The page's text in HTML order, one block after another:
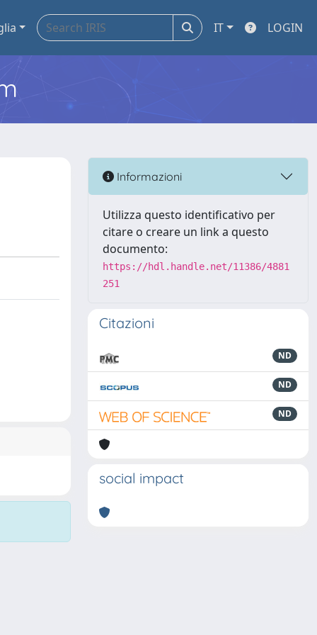
IT LOGIN
Informazioni
Utilizza questo identificativo per
citare o creare un link a questo
documento:
https://hdl.handle.net/11386/4881
251
Citazioni
ND
ND
ND
social impact